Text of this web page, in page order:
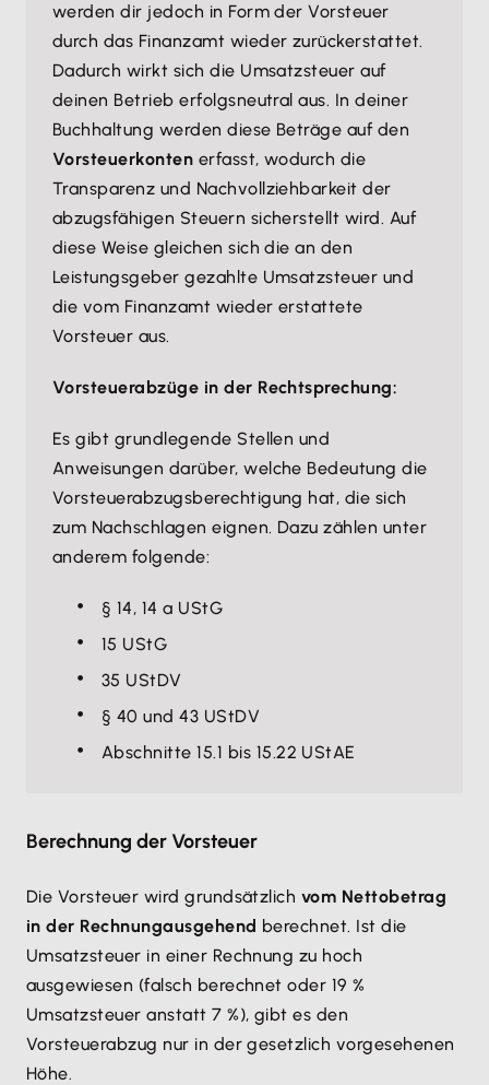
werden dir jedoch in Form der Vorsteuer
durch das Finanzamt wieder zurückerstattet.
Dadurch wirkt sich die Umsatzsteuer auf
deinen Betrieb erfolgsneutral aus. In deiner
Buchhaltung werden diese Beträge auf den
Vorsteuerkonten erfasst, wodurch die
Transparenz und Nachvollziehbarkeit der
abzugsfähigen Steuern sicherstellt wird. Auf
diese Weise gleichen sich die an den
Leistungsgeber gezahlte Umsatzsteuer und
die vom Finanzamt wieder erstattete
Vorsteuer aus.
Vorsteuerabzüge in der Rechtsprechung:
Es gibt grundlegende Stellen und
Anweisungen darüber, welche Bedeutung die
Vorsteuerabzugsberechtigung hat, die sich
zum Nachschlagen eignen. Dazu zählen unter
anderem folgende:
§ 14, 14 a UStG
15 UStG
35 UStDV
§ 40 und 43 UStDV
Abschnitte 15.1 bis 15.22 UStAE
Berechnung der Vorsteuer
Die Vorsteuer wird grundsätzlich vom Nettobetrag
in der Rechnungausgehend berechnet. Ist die
Umsatzsteuer in einer Rechnung zu hoch
ausgewiesen (falsch berechnet oder 19 %
Umsatzsteuer anstatt 7 %), gibt es den
Vorsteuerabzug nur in der gesetzlich vorgesehenen
Höhe.